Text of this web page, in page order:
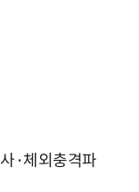
·체외충격파